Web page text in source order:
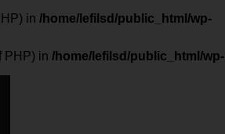
in /home/lefilsd/public_html/wp-
PHP) in /home/lefilsd/public_html/wp-